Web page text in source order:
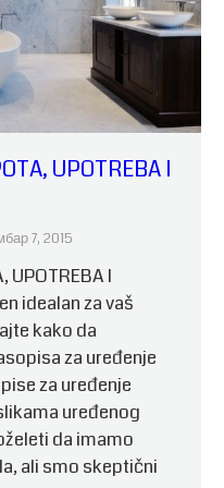
UPOTREBA I
7, 2015
UPOTREBA I
idealan za vaš
kako da
za uređenje
za uređenje
uređenog
da imamo
ali smo skeptični